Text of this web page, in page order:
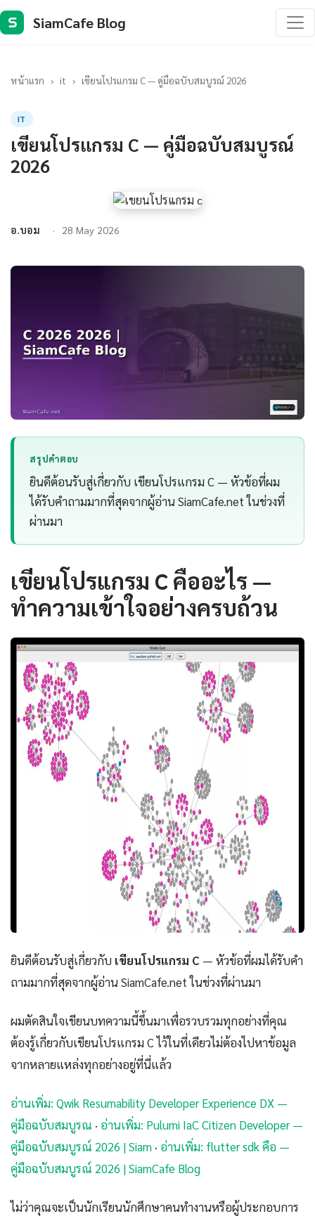
S SiamCafe Blog
หน้าแรก › it › เขียนโปรแกรม C — คู่มือฉบับสมบูรณ์ 2026
IT
เขียนโปรแกรม C — คู่มือฉบับสมบูรณ์
2026
อ.บอม 28 May 2026
สรุปคำตอบ
ยินดีต้อนรับสู่เกี่ยวกับ เขียนโปรแกรม C — หัวข้อที่ผม
ได้รับคำถามมากที่สุดจากผู้อ่าน SiamCafe.net ในช่วงที่
ผ่านมา
เขียนโปรแกรม C คืออะไร —
ทำความเข้าใจอย่างครบถ้วน
ยินดีต้อนรับสู่เกี่ยวกับ เขียนโปรแกรม C — หัวข้อที่ผมได้รับคำ
ถามมากที่สุดจากผู้อ่าน SiamCafe.net ในช่วงที่ผ่านมา
ผมตัดสินใจเขียนบทความนี้ขึ้นมาเพื่อรวบรวมทุกอย่างที่คุณ
ต้องรู้เกี่ยวกับเขียนโปรแกรม C ไว้ในที่เดียวไม่ต้องไปหาข้อมูล
จากหลายแหล่งทุกอย่างอยู่ที่นี่แล้ว
อ่านเพิ่ม: Qwik Resumability Developer Experience DX —
คู่มือฉบับสมบูรณ · อ่านเพิ่ม: Pulumi IaC Citizen Developer —
คู่มือฉบับสมบูรณ์ 2026 | Siam · อ่านเพิ่ม: flutter sdk คือ —
คู่มือฉบับสมบูรณ์ 2026 | SiamCafe Blog
ไม่ว่าคุณจะเป็นนักเรียนนักศึกษาคนทำงานหรือผู้ประกอบการ